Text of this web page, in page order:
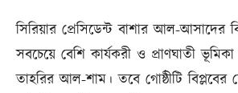
সিরিয়ার প্রেসিডেন্ট বাশার আল-আসাদের
সবচেয়ে বেশি কার্যকরী ও প্রাণঘাতী
তাহরির আল-শাম। তবে গোষ্ঠীটি বিপ্লবের